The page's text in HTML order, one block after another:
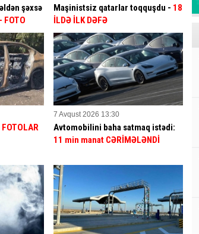
şəxsə
- FOTO
Maşinistsiz qatarlar toqquşdu - 18
İLDƏ İLK DƏFƏ
FOTOLAR
7 Avqust 2026 13:30
Avtomobilini baha satmaq istədi:
11 min manat CƏRİMƏLƏNDİ